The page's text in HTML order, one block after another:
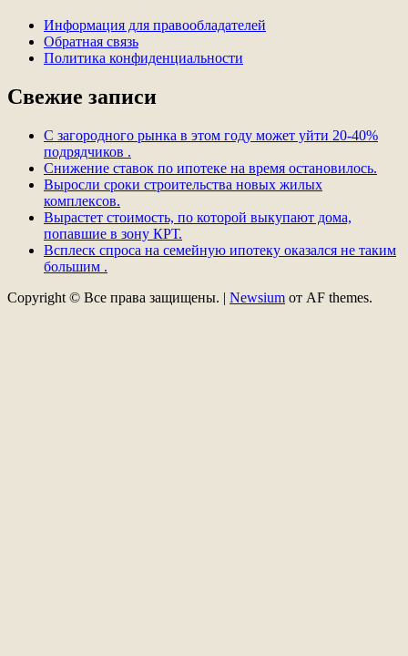
Информация для правообладателей
Обратная связь
Политика конфиденциальности
Свежие записи
С загородного рынка в этом году может уйти 20-40%
подрядчиков .
Снижение ставок по ипотеке на время остановилось.
Выросли сроки строительства новых жилых
комплексов.
Вырастет стоимость, по которой выкупают дома,
попавшие в зону КРТ.
Всплеск спроса на семейную ипотеку оказался не таким
большим .
Copyright © Все права защищены. | Newsium от AF themes.